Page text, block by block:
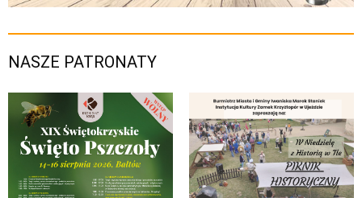
NASZE PATRONATY